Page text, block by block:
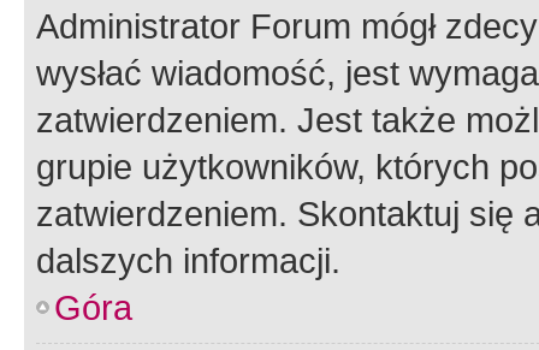
Administrator Forum mógł
wysłać wiadomość, jest
zatwierdzeniem. Jest także
grupie użytkowników, których
zatwierdzeniem. Skontaktuj się
dalszych informacji.
Góra